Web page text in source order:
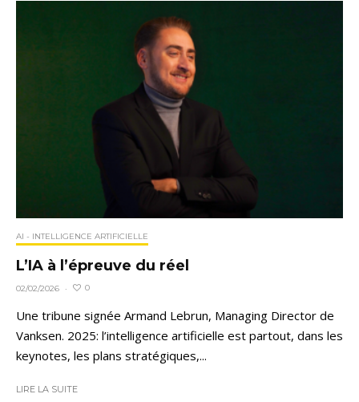
AI - INTELLIGENCE ARTIFICIELLE
L’IA à l’épreuve du réel
02/02/2026 · 0
Une tribune signée Armand Lebrun, Managing Director de
Vanksen. 2025: l’intelligence artificielle est partout, dans les
keynotes, les plans stratégiques,...
LIRE LA SUITE